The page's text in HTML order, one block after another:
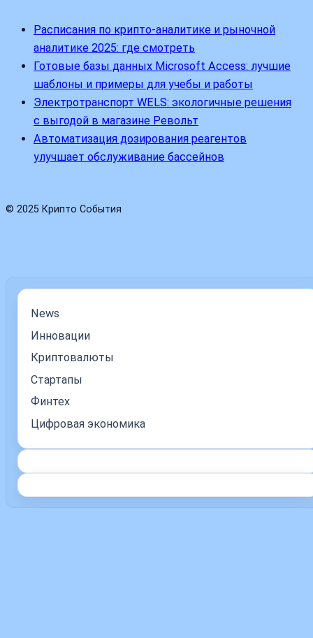
Расписания по крипто-аналитике и рыночной
аналитике 2025: где смотреть
Готовые базы данных Microsoft Access: лучшие
шаблоны и примеры для учебы и работы
Электротранспорт WELS: экологичные решения
с выгодой в магазине Револьт
Автоматизация дозирования реагентов
улучшает обслуживание бассейнов
© 2025 Крипто События
News
Инновации
Криптовалюты
Стартапы
Финтех
Цифровая экономика